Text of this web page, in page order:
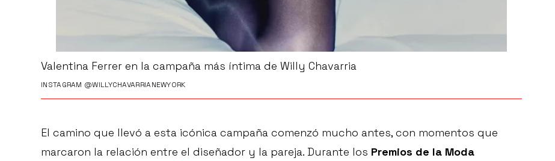
Valentina Ferrer en la campaña más íntima de Willy Chavarria
INSTAGRAM @WILLYCHAVARRIANEWYORK
El camino que llevó a esta icónica campaña comenzó mucho antes, con momentos que
marcaron la relación entre el diseñador y la pareja. Durante los Premios de la Moda